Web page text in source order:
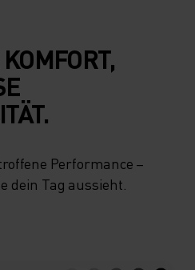
Performance –
dein Tag aussieht.